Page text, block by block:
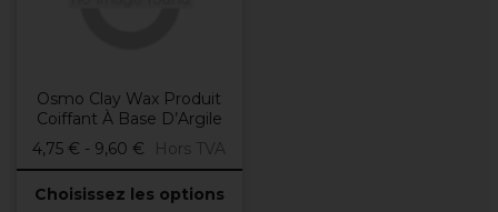
Osmo Clay Wax Produit
Coiffant À Base D’Argile
4,75 € - 9,60 €
Hors TVA
Choisissez les options